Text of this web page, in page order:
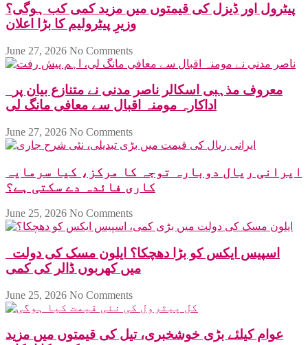
پیٹرول اور ڈیزل کی قیمتوں میں مزید کمی کب ہوگی؟
وزیرِ پیٹرولیم کا بڑا اعلان
June 27, 2026 No Comments
اداکارہ مومنہ اقبال سے معافی مانگ لی
June 27, 2026 No Comments
ایرانی ریال دوبارہ توجہ کا مرکز، کیا سرمایہ
کاری فائدہ دے سکتی ہے؟
June 25, 2026 No Comments
میں کھربوں ڈالر کی کمی
June 25, 2026 No Comments
عوام کیلئے بڑی خوشخبری، تیل کی قیمتوں میں مزید